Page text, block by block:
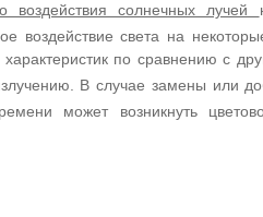
воздействия солнечных лучей
воздействие света на
по сравнению с
В случае замены или
может возникнуть